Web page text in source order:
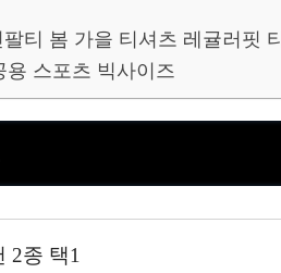
티 봄 가을 티셔츠 레귤러핏 티
용 스포츠 빅사이즈
2종 택1